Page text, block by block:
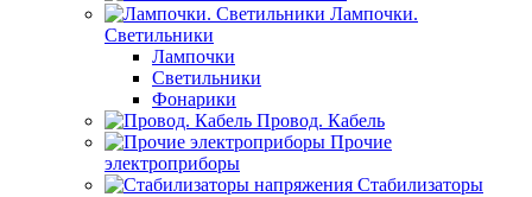
Лампочки.
Светильники
Лампочки
Светильники
Фонарики
Провод. Кабель
Прочие
электроприборы
Стабилизаторы